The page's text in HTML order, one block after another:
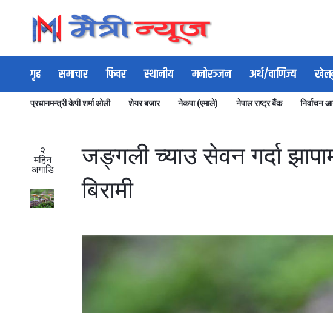
गृह समाचार फिचर स्थानीय मनोरञ्जन अर्थ/वाणिज्य
प्रधानमन्त्री केपी शर्मा ओली शेयर बजार नेकपा (एमाले) नेपाल राष्ट्र बैंक निर्वाचन
२
महिन
अगाडि
जङ्गली च्याउ सेवन गर्दा
बिरामी